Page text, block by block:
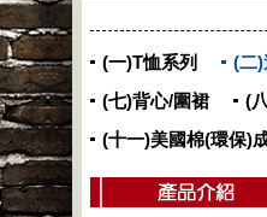
(一)T恤系列 (二)
(七)背心/圍裙
(
(十一)美國棉(環保)